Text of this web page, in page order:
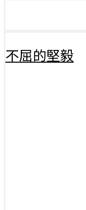
不屈的堅毅